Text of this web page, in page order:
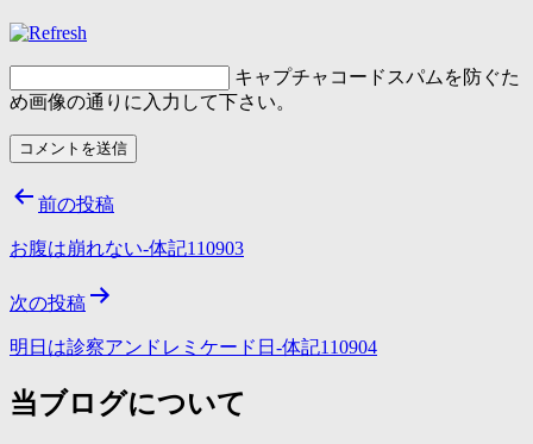
キャプチャコード スパムを防ぐた
め画像の通りに入力して下さい。
投
稿
ビ
ゲ
ー
前の投稿
お腹は崩れない-体記110903
次の投稿
明日は診察アンドレミケード日-体記110904
当ブログについて